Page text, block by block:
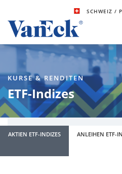
SCHWEIZ/
KURSE & RENDITEN
ETF-Indizes
AKTIEN ETF-INDIZES ANLEIHEN ETF-